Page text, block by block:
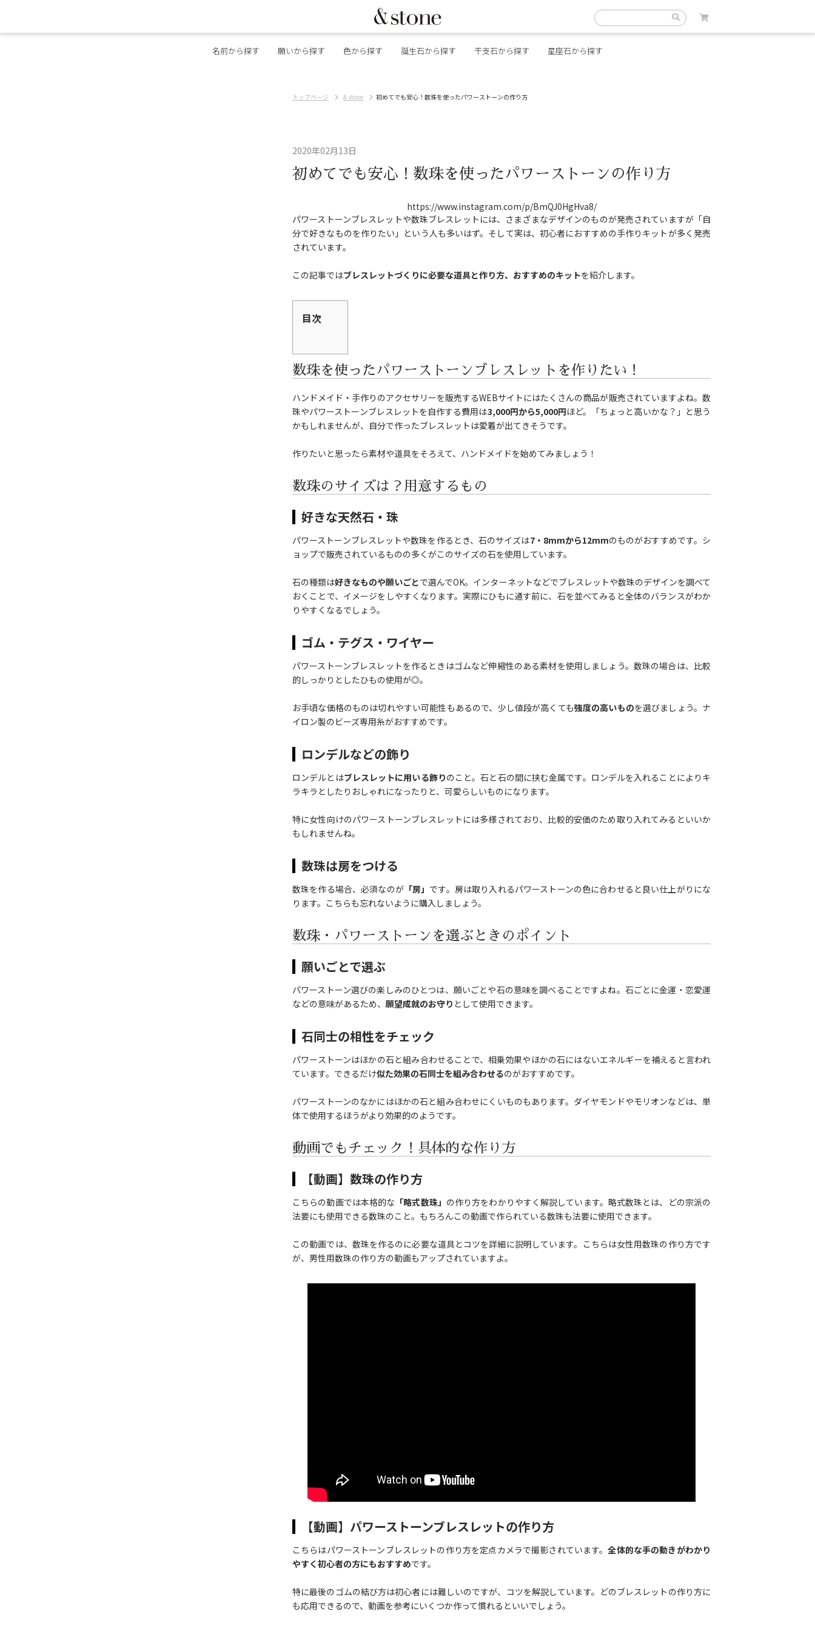
名前から探す 願いから探す 色から探す 誕生石から探す 干支石から探す 星座石から探す
トップページ & stone 初めてでも安心！数珠を使ったパワーストーンの作り方
2020年02月13日
初めてでも安心！数珠を使ったパワーストーンの作り方
https://www.instagram.com/p/BmQJ0HgHva8/
パワーストーンブレスレットや数珠ブレスレットには、さまざまなデザインのものが発売されていますが「自
分で好きなものを作りたい」という人も多いはず。そして実は、初心者におすすめの手作りキットが多く発売
されています。
この記事ではブレスレットづくりに必要な道具と作り方、おすすめのキットを紹介します。
目次
数珠を使ったパワーストーンブレスレットを作りたい！
ハンドメイド・手作りのアクセサリーを販売するWEBサイトにはたくさんの商品が販売されていますよね。数
珠やパワーストーンブレスレットを自作する費用は3,000円から5,000円ほど。「ちょっと高いかな？」と思う
かもしれませんが、自分で作ったブレスレットは愛着が出てきそうです。
作りたいと思ったら素材や道具をそろえて、ハンドメイドを始めてみましょう！
数珠のサイズは？用意するもの
好きな天然石・珠
パワーストーンブレスレットや数珠を作るとき、石のサイズは7・8mmから12mmのものがおすすめです。シ
ョップで販売されているものの多くがこのサイズの石を使用しています。
石の種類は好きなものや願いごとで選んでOK。インターネットなどでブレスレットや数珠のデザインを調べて
おくことで、イメージをしやすくなります。実際にひもに通す前に、石を並べてみると全体のバランスがわか
りやすくなるでしょう。
ゴム・テグス・ワイヤー
パワーストーンブレスレットを作るときはゴムなど伸縮性のある素材を使用しましょう。数珠の場合は、比較
的しっかりとしたひもの使用が◎。
お手頃な価格のものは切れやすい可能性もあるので、少し値段が高くても強度の高いものを選びましょう。ナ
イロン製のビーズ専用糸がおすすめです。
ロンデルなどの飾り
ロンデルとはブレスレットに用いる飾りのこと。石と石の間に挟む金属です。ロンデルを入れることによりキ
ラキラとしたりおしゃれになったりと、可愛らしいものになります。
特に女性向けのパワーストーンブレスレットには多様されており、比較的安価のため取り入れてみるといいか
もしれませんね。
数珠は房をつける
数珠を作る場合、必須なのが「房」 です。房は取り入れるパワーストーンの色に合わせると良い仕上がりにな
ります。こちらも忘れないように購入しましょう。
数珠・パワーストーンを選ぶときのポイント
願いごとで選ぶ
パワーストーン選びの楽しみのひとつは、願いごとや石の意味を調べることですよね。石ごとに金運・恋愛運
などの意味があるため、 願望成就のお守り として使用できます。
石同士の相性をチェック
パワーストーンはほかの石と組み合わせることで、相乗効果やほかの石にはないエネルギーを補えると言われ
ています。できるだけ似た効果の石同士を組み合わせるのがおすすめです。
パワーストーンのなかにはほかの石と組み合わせにくいものもあります。ダイヤモンドやモリオンなどは、単
体で使用するほうがより効果的のようです。
動画でもチェック！具体的な作り方
【動画】数珠の作り方
こちらの動画では本格的な 「略式数珠」 の作り方をわかりやすく解説しています。略式数珠とは、どの宗派の
法要にも使用できる数珠のこと。もちろんこの動画で作られている数珠も法要に使用できます。
この動画では、数珠を作るのに必要な道具とコツを詳細に説明しています。こちらは女性用数珠の作り方です
が、男性用数珠の作り方の動画もアップされていますよ。
【動画】パワーストーンブレスレットの作り方
こちらはパワーストーンブレスレットの作り方を定点カメラで撮影されています。全体的な手の動きがわかり
やすく初心者の方にもおすすめです。
特に最後のゴムの結び方は初心者には難しいのですが、コツを解説しています。どのブレスレットの作り方に
も応用できるので、動画を参考にいくつか作って慣れるといいでしょう。